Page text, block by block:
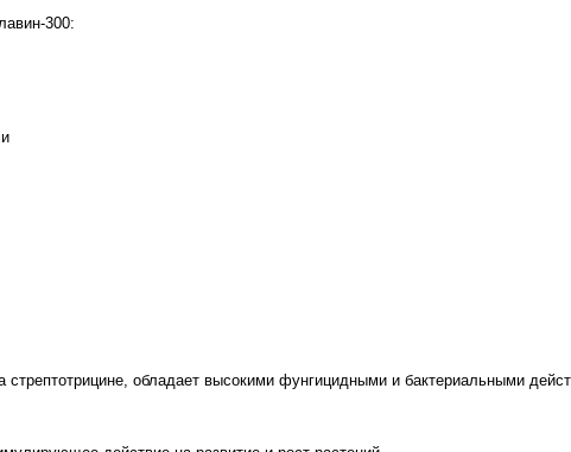
300:
стрептотрицине, обладает высокими фунгицидными и бактериальными